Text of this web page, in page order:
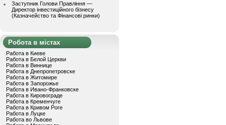
Заступник Голови Правління —
Директор інвестиційного бізнесу
(Казначейство та Фінансові ринки)
Робота в містах
Работа в Киеве
Работа в Белой Церкви
Работа в Виннице
Работа в Днепропетровске
Работа в Житомире
Работа в Запорожье
Работа в Ивано-Франковске
Работа в Кировограде
Работа в Кременчуге
Работа в Кривом Роге
Работа в Луцке
Работа во Львове